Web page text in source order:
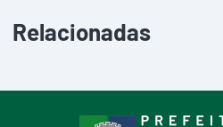
Relacionadas